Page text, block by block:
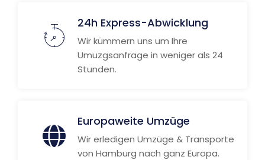
24h Express-Abwicklung
Wir kümmern uns um Ihre
Umuzgsanfrage in weniger als 24
Stunden.
Europaweite Umzüge
Wir erledigen Umzüge & Transporte
von Hamburg nach ganz Europa.